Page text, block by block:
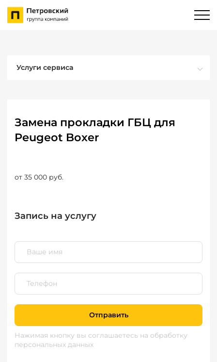
Услуги сервиса
Замена прокладки ГБЦ для
Peugeot Boxer
от 35 000 руб.
Запись на услугу
Отправить
Нажимая кнопку вы соглашаетесь на обработку
персональных данных